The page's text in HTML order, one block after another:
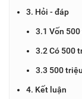
3. Hỏi - đáp
3.1 Vốn
3.2 Có 500
3.3 500
4. Kết luận